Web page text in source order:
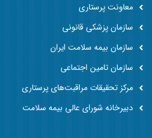
معاونت پرستاری
سازمان پزشکی قانونی
سازمان بیمه سلامت ایران
سازمان تامین اجتماعی
مرکز تحقیقات مراقبت‌های پرستاری
دبیرخانه شورای عالی بیمه سلامت